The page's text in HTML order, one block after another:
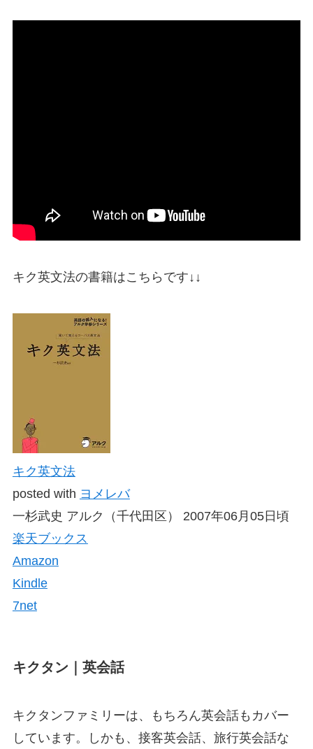
キク英文法の書籍はこちらです↓↓
キク英文法
posted with ヨメレバ
一杉武史 アルク（千代田区） 2007年06月05日頃
楽天ブックス
Amazon
Kindle
7net
キクタン｜英会話
キクタンファミリーは、もちろん英会話もカバー
しています。しかも、接客英会話、旅行英会話な